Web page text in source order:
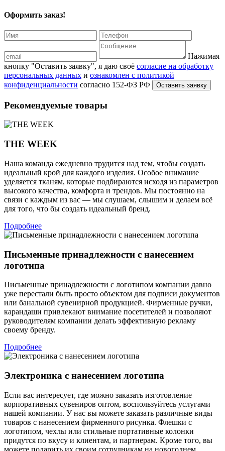
Оформить заказ!
Нажимая
кнопку "Оставить заявку", я даю своё согласие на обработку
персональных данных и ознакомлен с политикой
конфиденциальности согласно 152-ФЗ РФ
Рекомендуемые товары
THE WEEK
Наша команда ежедневно трудится над тем, чтобы создать
идеальный крой для каждого изделия. Особое внимание
уделяется тканям, которые подбираются исходя из параметров
высокого качества, комфорта и трендов. Мы постоянно на
связи с каждым из вас — мы слушаем, слышим и делаем всё
для того, что бы создать идеальный бренд.
Подробнее
Письменные принадлежности с нанесением
логотипа
Письменные принадлежности с логотипом компании давно
уже перестали быть просто объектом для подписи документов
или банальной сувенирной продукцией. Фирменные ручки,
карандаши привлекают внимание посетителей и позволяют
руководителям компании делать эффективную рекламу
своему бренду.
Подробнее
Электроника с нанесением логотипа
Если вас интересует, где можно заказать изготовление
корпоративных сувениров оптом, воспользуйтесь услугами
нашей компании. У нас вы можете заказать различные виды
товаров с нанесением фирменного рисунка. Флешки с
логотипом, чехлы или стильные портативные колонки
придутся по вкусу и клиентам, и партнерам. Кроме того, вы
можете подарить их своим сотрудникам на новогоднем